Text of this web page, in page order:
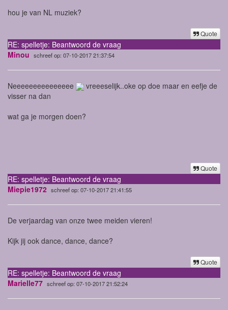
hou je van NL muziek?
Quote
RE: spelletje: Beantwoord de vraag
Minou schreef op: 07-10-2017 21:37:54
Neeeeeeeeeeeeeee
vreeeselijk..oke op doe maar en eefje de
visser na dan
wat ga je morgen doen?
Quote
RE: spelletje: Beantwoord de vraag
Miepie1972 schreef op: 07-10-2017 21:41:55
De verjaardag van onze twee meiden vieren!
Kijk jij ook dance, dance, dance?
Quote
RE: spelletje: Beantwoord de vraag
Marielle77 schreef op: 07-10-2017 21:52:24